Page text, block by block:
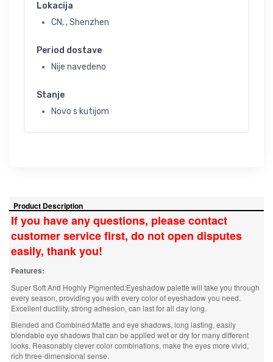
Lokacija
CN, , Shenzhen
Period dostave
Nije navedeno
Stanje
Novo s kutijom